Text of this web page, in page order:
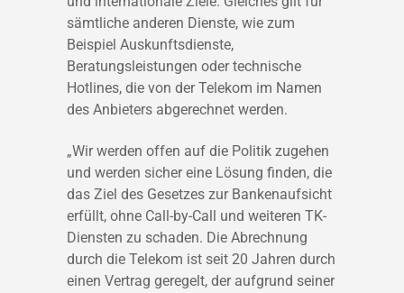
sämtliche anderen Dienste, wie zum
Beispiel Auskunftsdienste,
Beratungsleistungen oder technische
Hotlines, die von der Telekom im Namen
des Anbieters abgerechnet werden.
„Wir werden offen auf die Politik zugehen
und werden sicher eine Lösung finden, die
das Ziel des Gesetzes zur Bankenaufsicht
erfüllt, ohne Call-by-Call und weiteren TK-
Diensten zu schaden. Die Abrechnung
durch die Telekom ist seit 20 Jahren durch
einen Vertrag geregelt, der aufgrund seiner